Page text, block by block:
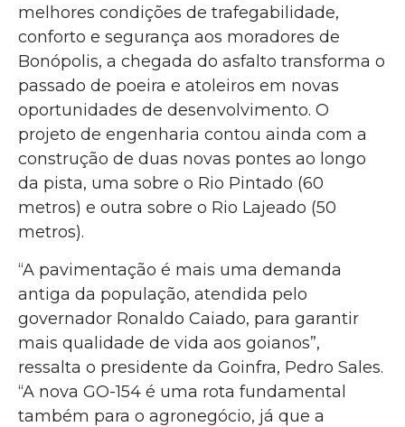
melhores condições de trafegabilidade,
conforto e segurança aos moradores de
Bonópolis, a chegada do asfalto transforma o
passado de poeira e atoleiros em novas
oportunidades de desenvolvimento. O
projeto de engenharia contou ainda com a
construção de duas novas pontes ao longo
da pista, uma sobre o Rio Pintado (60
metros) e outra sobre o Rio Lajeado (50
metros).
“A pavimentação é mais uma demanda
antiga da população, atendida pelo
governador Ronaldo Caiado, para garantir
mais qualidade de vida aos goianos”,
ressalta o presidente da Goinfra, Pedro Sales.
“A nova GO-154 é uma rota fundamental
também para o agronegócio, já que a